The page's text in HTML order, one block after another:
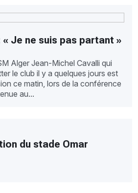
« Je ne suis pas partant »
Alger Jean-Michel Cavalli qui
le club il y a quelques jours est
ce matin, lors de la conférence
au...
du stade Omar